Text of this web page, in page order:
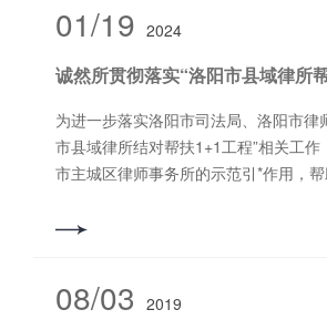
01/19 2024
为进一步落实洛阳市司法局、洛阳市律
市县域律所结对帮扶1+1工程”相关工作
市主城区律师事务所的示范引*作用，
然律师事务所主任尚旭辉、副主任尤士
任、党支部书记李振杰、合伙人姚晖、
08/03 2019